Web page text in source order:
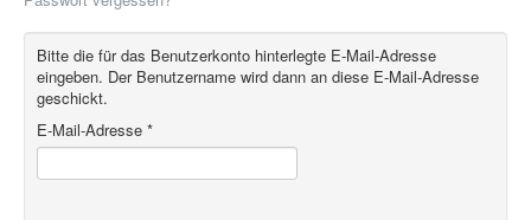
Bitte die für das Benutzerkonto hinterlegte E-Mail-Adresse
eingeben. Der Benutzername wird dann an diese E-Mail-Adresse
geschickt.
E-Mail-Adresse *